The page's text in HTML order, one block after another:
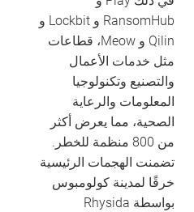
RansomHub و Lockbit و
Qilin و Meow، قطاعات
مثل خدمات الأعمال
والتصنيع وتكنولوجيا
المعلومات والرعاية
الصحية، مما يعرض أكثر
من 800 منظمة للخطر.
تضمنت الهجمات الرئيسية
خرقًا لمدينة كولومبوس
بواسطة Rhysida